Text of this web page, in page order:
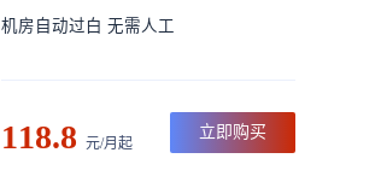
机房自动过白 无需人工
118.8 元/月起
立即购买